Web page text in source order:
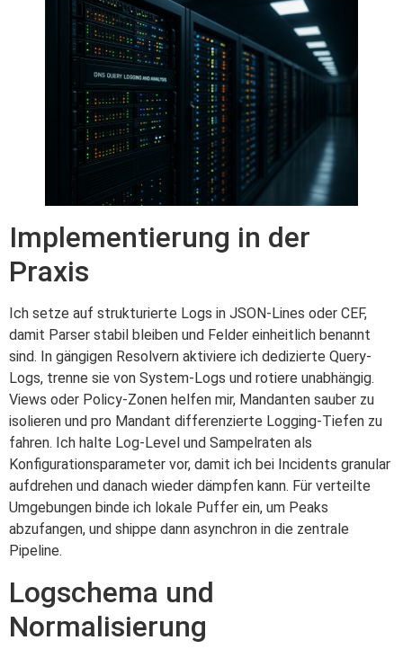
Implementierung in der
Praxis
Ich setze auf strukturierte Logs in JSON-Lines oder CEF,
damit Parser stabil bleiben und Felder einheitlich benannt
sind. In gängigen Resolvern aktiviere ich dedizierte Query-
Logs, trenne sie von System-Logs und rotiere unabhängig.
Views oder Policy-Zonen helfen mir, Mandanten sauber zu
isolieren und pro Mandant differenzierte Logging-Tiefen zu
fahren. Ich halte Log-Level und Sampelraten als
Konfigurationsparameter vor, damit ich bei Incidents granular
aufdrehen und danach wieder dämpfen kann. Für verteilte
Umgebungen binde ich lokale Puffer ein, um Peaks
abzufangen, und shippe dann asynchron in die zentrale
Pipeline.
Logschema und
Normalisierung